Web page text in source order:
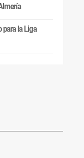
para la Liga